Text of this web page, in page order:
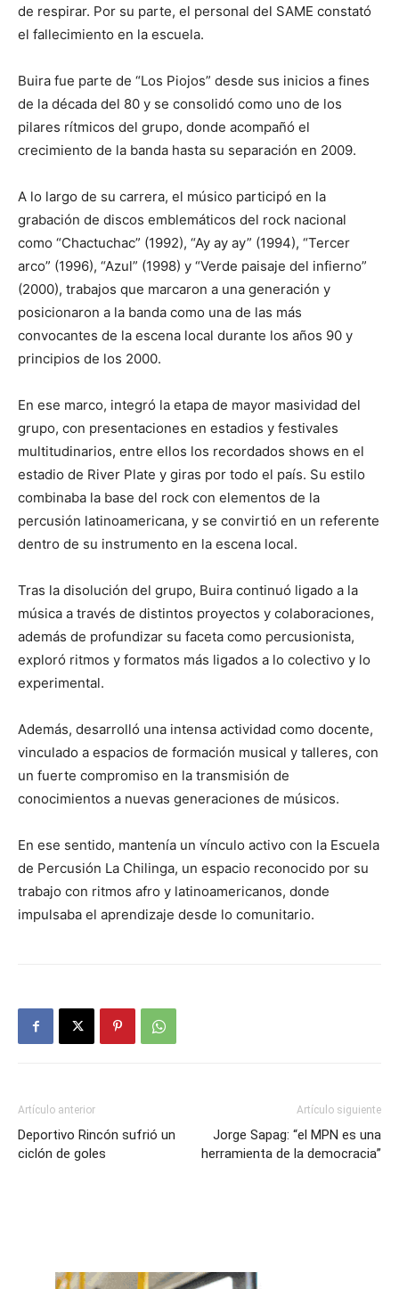
de respirar. Por su parte, el personal del SAME constató
el fallecimiento en la escuela.
Buira fue parte de “Los Piojos” desde sus inicios a fines
de la década del 80 y se consolidó como uno de los
pilares rítmicos del grupo, donde acompañó el
crecimiento de la banda hasta su separación en 2009.
A lo largo de su carrera, el músico participó en la
grabación de discos emblemáticos del rock nacional
como “Chactuchac” (1992), “Ay ay ay” (1994), “Tercer
arco” (1996), “Azul” (1998) y “Verde paisaje del infierno”
(2000), trabajos que marcaron a una generación y
posicionaron a la banda como una de las más
convocantes de la escena local durante los años 90 y
principios de los 2000.
En ese marco, integró la etapa de mayor masividad del
grupo, con presentaciones en estadios y festivales
multitudinarios, entre ellos los recordados shows en el
estadio de River Plate y giras por todo el país. Su estilo
combinaba la base del rock con elementos de la
percusión latinoamericana, y se convirtió en un referente
dentro de su instrumento en la escena local.
Tras la disolución del grupo, Buira continuó ligado a la
música a través de distintos proyectos y colaboraciones,
además de profundizar su faceta como percusionista,
exploró ritmos y formatos más ligados a lo colectivo y lo
experimental.
Además, desarrolló una intensa actividad como docente,
vinculado a espacios de formación musical y talleres, con
un fuerte compromiso en la transmisión de
conocimientos a nuevas generaciones de músicos.
En ese sentido, mantenía un vínculo activo con la Escuela
de Percusión La Chilinga, un espacio reconocido por su
trabajo con ritmos afro y latinoamericanos, donde
impulsaba el aprendizaje desde lo comunitario.
Artículo anterior
Deportivo Rincón sufrió un
ciclón de goles
Artículo siguiente
Jorge Sapag: “el MPN es una
herramienta de la democracia”